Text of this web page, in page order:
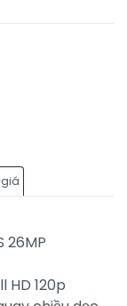
26MP
HD 120p